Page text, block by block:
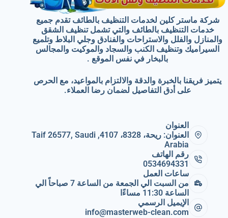
شركة ماستر كلين لخدمات التنظيف بالطائف تقدم جميع
خدمات التنظيف بالطائف والتي تشمل تنظيف الشقق
والمنازل والفلل والاستراحات والفنادق وجلي البلاط وتلميع
السيراميك وتنظيف الكنب والسجاد والموكيت والمجالس
بالبخار في نفس الموقع .
يتميز فريقنا بالخبرة والدقة والالتزام بالمواعيد، مع الحرص
على أدق التفاصيل لضمان رضا العملاء.
العنوان
العنوان: ريحة، 8328، 4107, Taif 26577, Saudi
Arabia
رقم الهاتف
0534694331
ساعات العمل
من السبت الي الجمعة من الساعة 7 صباحاً الي
الساعة 11:30 مساءًا
الإيميل الرسمي
info@masterweb-clean.com